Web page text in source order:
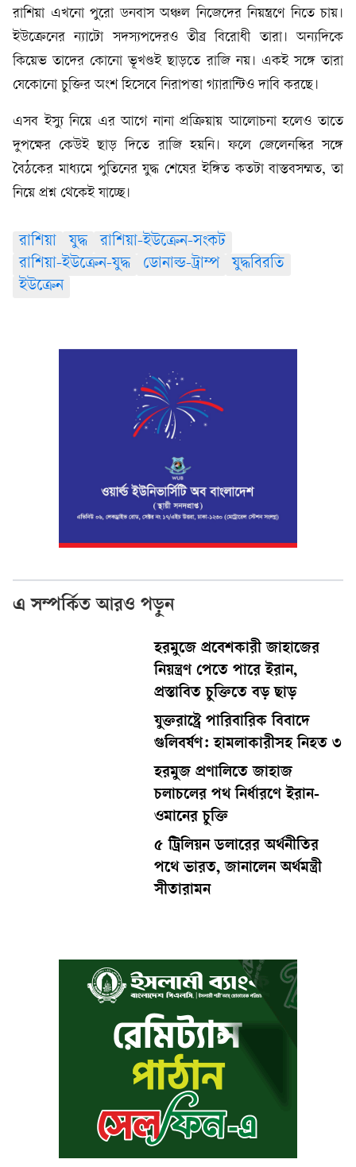
রাশিয়া এখনো পুরো ডনবাস অঞ্চল নিজেদের নিয়ন্ত্রণে নিতে চায়।
ইউক্রেনের ন্যাটো সদস্যপদেরও তীব্র বিরোধী তারা। অন্যদিকে
কিয়েভ তাদের কোনো ভূখণ্ডই ছাড়তে রাজি নয়। একই সঙ্গে তারা
যেকোনো চুক্তির অংশ হিসেবে নিরাপত্তা গ্যারান্টিও দাবি করছে।
এসব ইস্যু নিয়ে এর আগে নানা প্রক্রিয়ায় আলোচনা হলেও তাতে
দুপক্ষের কেউই ছাড় দিতে রাজি হয়নি। ফলে জেলেনস্কির সঙ্গে
বৈঠকের মাধ্যমে পুতিনের যুদ্ধ শেষের ইঙ্গিত কতটা বাস্তবসম্মত, তা
নিয়ে প্রশ্ন থেকেই যাচ্ছে।
রাশিয়া যুদ্ধ
রাশিয়া-ইউক্রেন-সংকট
রাশিয়া-ইউক্রেন-যুদ্ধ
ডোনাল্ড-ট্রাম্প
যুদ্ধবিরতি
ইউক্রেন
এ সম্পর্কিত আরও পড়ুন
হরমুজে প্রবেশকারী জাহাজের
নিয়ন্ত্রণ পেতে পারে ইরান,
প্রস্তাবিত চুক্তিতে বড় ছাড়
যুক্তরাষ্ট্রে পারিবারিক বিবাদে
গুলিবর্ষণ: হামলাকারীসহ নিহত ৩
হরমুজ প্রণালিতে জাহাজ
চলাচলের পথ নির্ধারণে ইরান-
ওমানের চুক্তি
৫ ট্রিলিয়ন ডলারের অর্থনীতির
পথে ভারত, জানালেন অর্থমন্ত্রী
সীতারামন